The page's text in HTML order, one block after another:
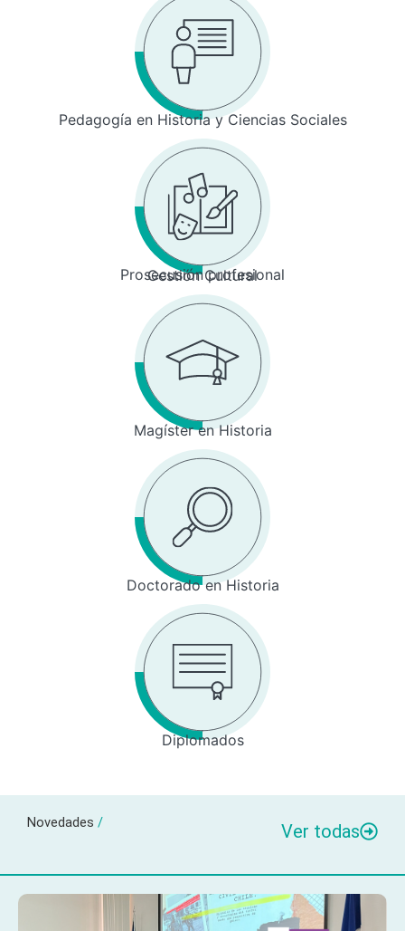
Pedagogía en Historia y Ciencias Sociales
Prosecusión profesional
Gestión Cultural
Magíster en Historia
Doctorado en Historia
Diplomados
Novedades / Ver todas